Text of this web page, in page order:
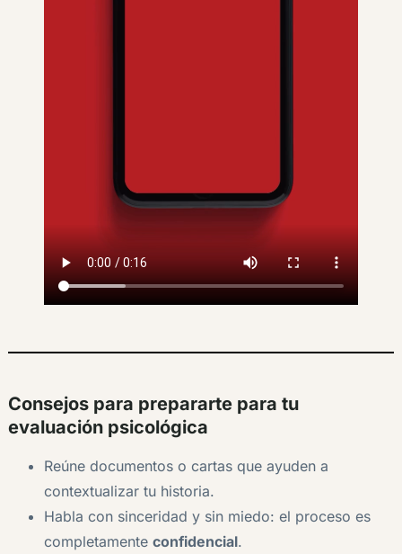
Consejos para prepararte para tu
evaluación psicológica
Reúne documentos o cartas que ayuden a
contextualizar tu historia.
Habla con sinceridad y sin miedo: el proceso es
completamente confidencial.